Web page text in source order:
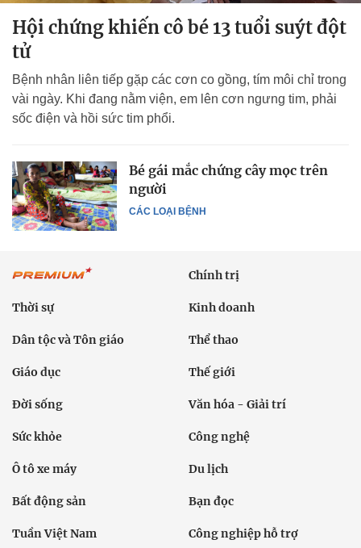
Hội chứng khiến cô bé 13 tuổi suýt đột
tử
Bệnh nhân liên tiếp gặp các cơn co gồng, tím môi chỉ trong
vài ngày. Khi đang nằm viện, em lên cơn ngưng tim, phải
sốc điện và hồi sức tim phổi.
CÁC LOẠI BỆNH
Bé gái mắc chứng cây mọc trên
người
Chính trị
Thời sự Kinh doanh
Dân tộc và Tôn giáo Thể thao
Giáo dục Thế giới
Đời sống Văn hóa - Giải trí
Sức khỏe Công nghệ
Ô tô xe máy Du lịch
Bất động sản Bạn đọc
Tuần Việt Nam Công nghiệp hỗ trợ